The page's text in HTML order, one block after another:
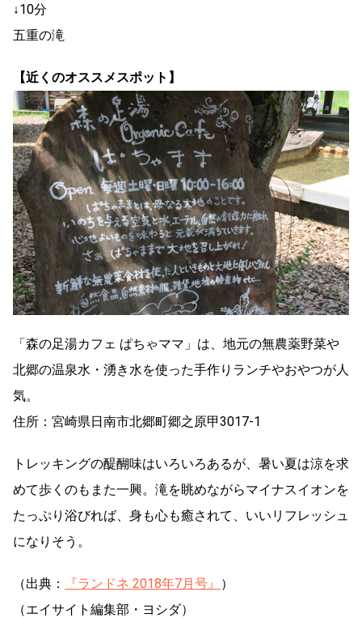
↓10分
五重の滝
【近くのオススメスポット】
「森の足湯カフェ ぱちゃママ」は、地元の無農薬野菜や
北郷の温泉水・湧き水を使った手作りランチやおやつが人
気。
住所：宮崎県日南市北郷町郷之原甲3017-1
トレッキングの醍醐味はいろいろあるが、暑い夏は涼を求
めて歩くのもまた一興。滝を眺めながらマイナスイオンを
たっぷり浴びれば、身も心も癒されて、いいリフレッシュ
になりそう。
（出典： 『ランドネ 2018年7月号』 ）
（エイサイト編集部・ヨシダ）